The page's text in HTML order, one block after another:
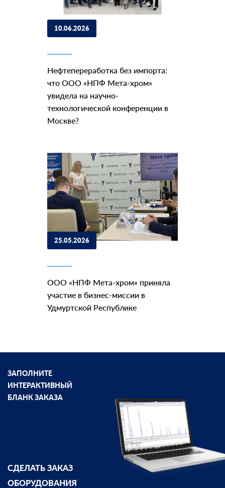
10.06.2026
Нефтепереработка без импорта:
что ООО «НПФ Мета-хром»
увидела на научно-
технологической конференции в
Москве?
25.05.2026
ООО «НПФ Мета-хром» приняла
участие в бизнес-миссии в
Удмуртской Республике
ЗАПОЛНИТЕ
ИНТЕРАКТИВНЫЙ
БЛАНК ЗАКАЗА
СДЕЛАТЬ ЗАКАЗ
ОБОРУДОВАНИЯ